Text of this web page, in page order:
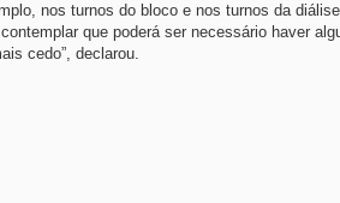
nos turnos do bloco e nos turnos da
que poderá ser necessário haver
cedo”, declarou.